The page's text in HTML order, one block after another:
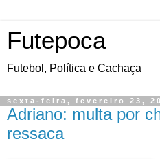
Futepoca
Futebol, Política e Cachaça
sexta-feira, fevereiro 23,
Adriano: multa por
ressaca